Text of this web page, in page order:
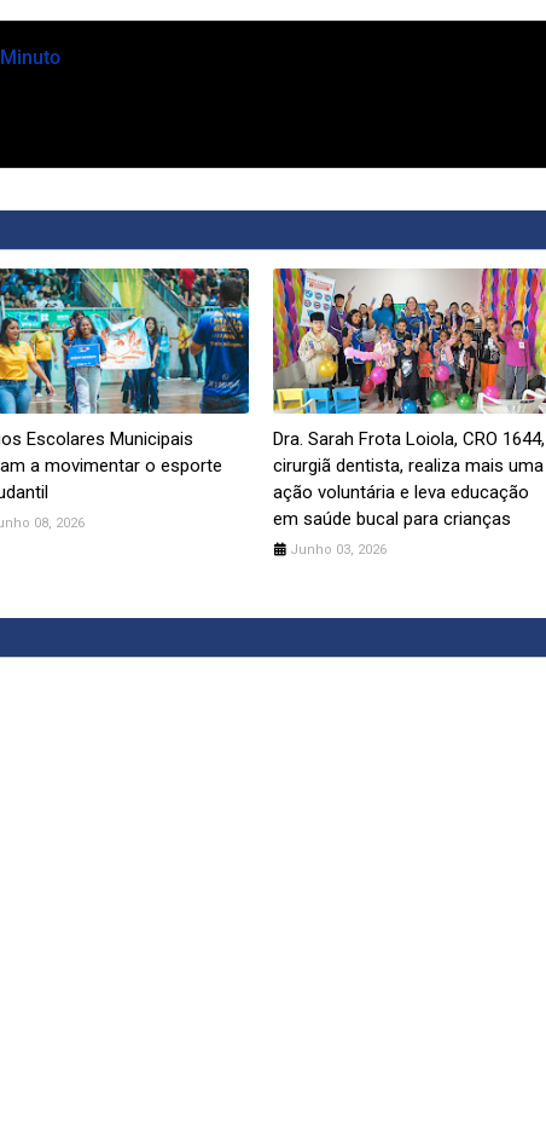
Escolares Municipais
a movimentar o esporte
08, 2026
Dra. Sarah Frota Loiola, CRO 1644,
cirurgiã dentista, realiza mais uma
ação voluntária e leva educação
em saúde bucal para crianças
Junho 03, 2026